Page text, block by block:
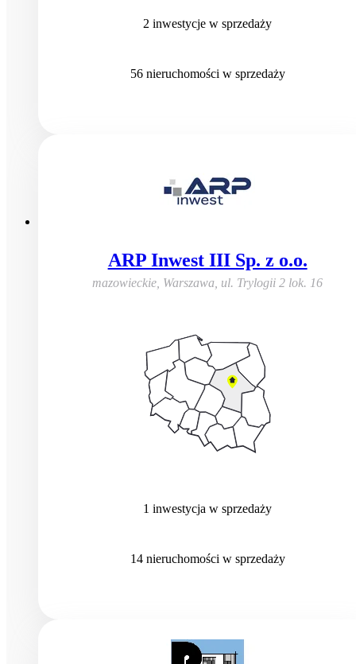
2 inwestycje w sprzedaży
56 nieruchomości w sprzedaży
ARP Inwest III Sp. z o.o.
mazowieckie, Warszawa ul. Trylogii 2 lok. 16
1 inwestycja w sprzedaży
14 nieruchomości w sprzedaży